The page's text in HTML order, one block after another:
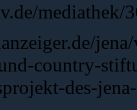
mediathek/
country-
des-